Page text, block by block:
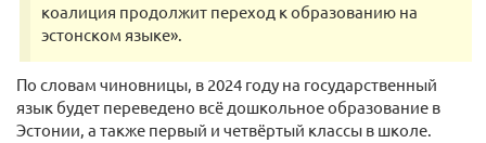
коалиция продолжит переход к образованию на
эстонском языке».
По словам чиновницы, в 2024 году на государственный
язык будет переведено всё дошкольное образование в
Эстонии, а также первый и четвёртый классы в школе.